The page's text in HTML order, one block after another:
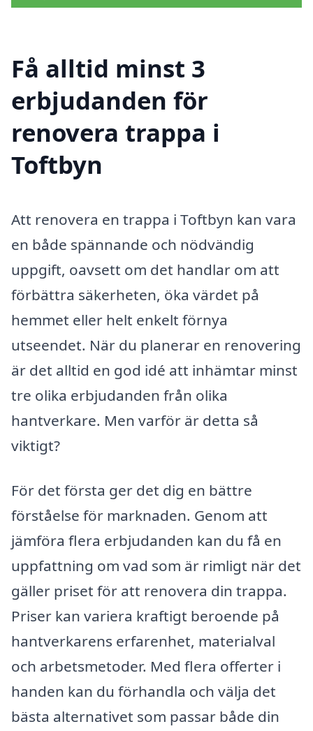
Få alltid minst 3
erbjudanden för
renovera trappa i
Toftbyn
Att renovera en trappa i Toftbyn kan vara
en både spännande och nödvändig
uppgift, oavsett om det handlar om att
förbättra säkerheten, öka värdet på
hemmet eller helt enkelt förnya
utseendet. När du planerar en renovering
är det alltid en god idé att inhämtar minst
tre olika erbjudanden från olika
hantverkare. Men varför är detta så
viktigt?
För det första ger det dig en bättre
förståelse för marknaden. Genom att
jämföra flera erbjudanden kan du få en
uppfattning om vad som är rimligt när det
gäller priset för att renovera din trappa.
Priser kan variera kraftigt beroende på
hantverkarens erfarenhet, materialval
och arbetsmetoder. Med flera offerter i
handen kan du förhandla och välja det
bästa alternativet som passar både din